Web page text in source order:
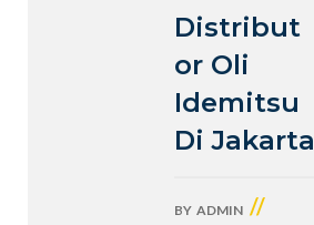
Distribut
or Oli
Idemitsu
Di Jakarta
BY ADMIN //